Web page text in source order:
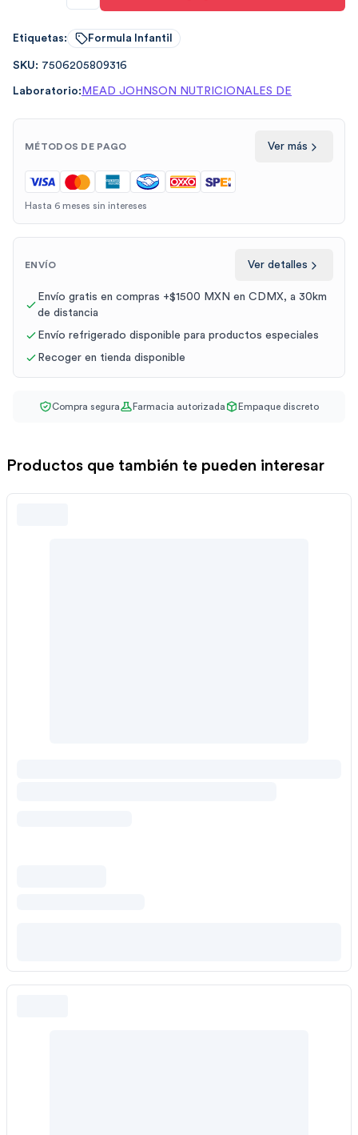
Etiquetas: Formula Infantil
SKU: 7506205809316
Laboratorio: MEAD JOHNSON NUTRICIONALES DE
MÉTODOS DE PAGO Ver más
Hasta 6 meses sin intereses
ENVÍO Ver detalles
Envío gratis en compras +$1500 MXN en CDMX, a 30km
de distancia
Envío refrigerado disponible para productos especiales
Recoger en tienda disponible
Compra segura Farmacia autorizada Empaque discreto
Productos que también te pueden interesar